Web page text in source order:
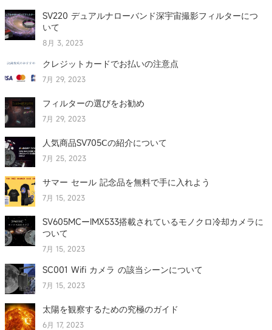
SV220 デュアルナローバンド深宇宙撮影フィルターにつ
いて
8月 3, 2023
クレジットカードでお払いの注意点
7月 29, 2023
フィルターの選びをお勧め
7月 29, 2023
人気商品SV705Ⅽの紹介について
7月 25, 2023
サマー セール 記念品を無料で手に入れよう
7月 15, 2023
SV605MCーIMX533搭載されているモノクロ冷却カメラに
ついて
7月 15, 2023
SC001 Wifi カメラ の該当シーンについて
7月 15, 2023
太陽を観察するための究極のガイド
6月 17, 2023